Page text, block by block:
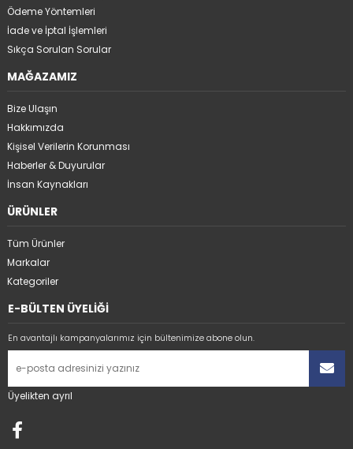
Ödeme Yöntemleri
İade ve İptal İşlemleri
Sıkça Sorulan Sorular
MAĞAZAMIZ
Bize Ulaşın
Hakkımızda
Kişisel Verilerin Korunması
Haberler & Duyurular
İnsan Kaynakları
ÜRÜNLER
Tüm Ürünler
Markalar
Kategoriler
E-BÜLTEN ÜYELİĞİ
En avantajlı kampanyalarımız için bültenimize abone olun.
Üyelikten ayrıl